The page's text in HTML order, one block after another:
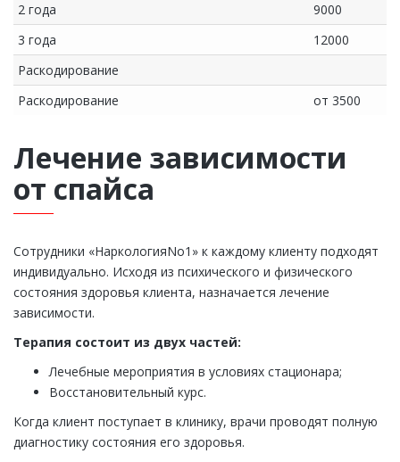
2 года
9000
3 года
12000
Раскодирование
Раскодирование
от 3500
Лечение зависимости
от спайса
Сотрудники «НаркологияNo1» к каждому клиенту подходят
индивидуально. Исходя из психического и физического
состояния здоровья клиента, назначается лечение
зависимости.
Терапия состоит из двух частей:
Лечебные мероприятия в условиях стационара;
Восстановительный курс.
Когда клиент поступает в клинику, врачи проводят полную
диагностику состояния его здоровья.